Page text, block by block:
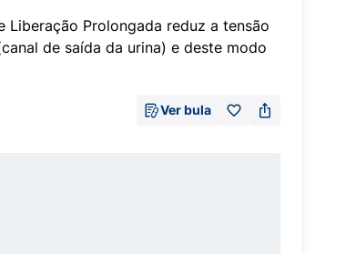
Liberação Prolongada reduz a tensão
de saída da urina) e deste modo
Ver bula